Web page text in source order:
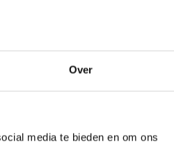
Over
media te bieden en om ons